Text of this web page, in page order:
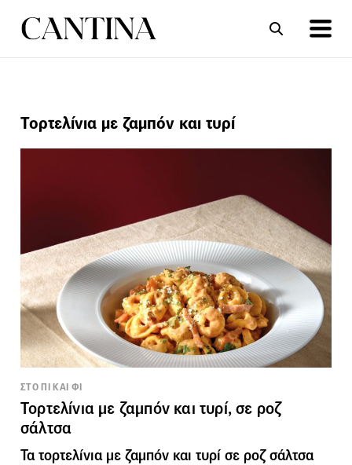
ΣΥΝΤΑΓΕΣ ΑΡΘΡΑ
Τορτελίνια με ζαμπόν και τυρί
ΣΤΟ ΠΙ ΚΑΙ ΦΙ
Τορτελίνια με ζαμπόν και τυρί, σε ροζ
σάλτσα
Τα τορτελίνια με ζαμπόν και τυρί σε ροζ σάλτσα